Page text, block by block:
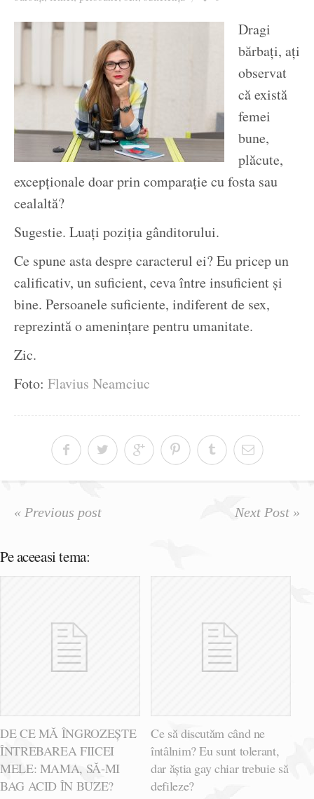
Ziua culorii
Dragi
bărbați, ați
observat
că există
femei
bune,
plăcute,
excepționale doar prin comparație cu fosta sau
cealaltă?
Sugestie. Luați poziția gânditorului.
Ce spune asta despre caracterul ei? Eu pricep un
calificativ, un suficient, ceva între insuficient și
bine. Persoanele suficiente, indiferent de sex,
reprezintă o amenințare pentru umanitate.
Zic.
Foto: Flavius Neamciuc
« Previous post Next Post »
Pe aceeasi tema:
DE CE MĂ ÎNGROZEȘTE
ÎNTREBAREA FIICEI
MELE: MAMA, SĂ-MI
BAG ACID ÎN BUZE?
Ce să discutăm când ne
întâlnim? Eu sunt tolerant,
dar ăștia gay chiar trebuie să
defileze?